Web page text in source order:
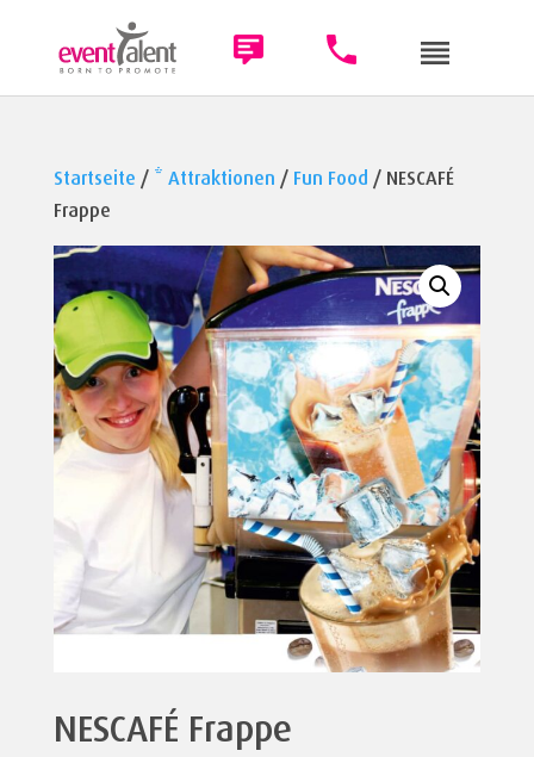
Startseite / * Attraktionen / Fun Food / NESCAFÉ
Frappe
NESCAFÉ Frappe